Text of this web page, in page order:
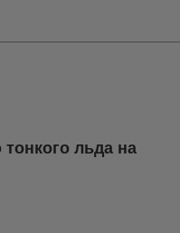
льда на